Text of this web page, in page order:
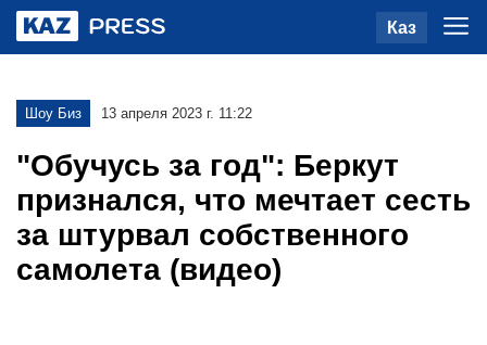
Каз
Шоу Биз 13 апреля 2023 г. 11:22
"Обучусь за год": Беркут
признался, что мечтает сесть
за штурвал собственного
самолета (видео)